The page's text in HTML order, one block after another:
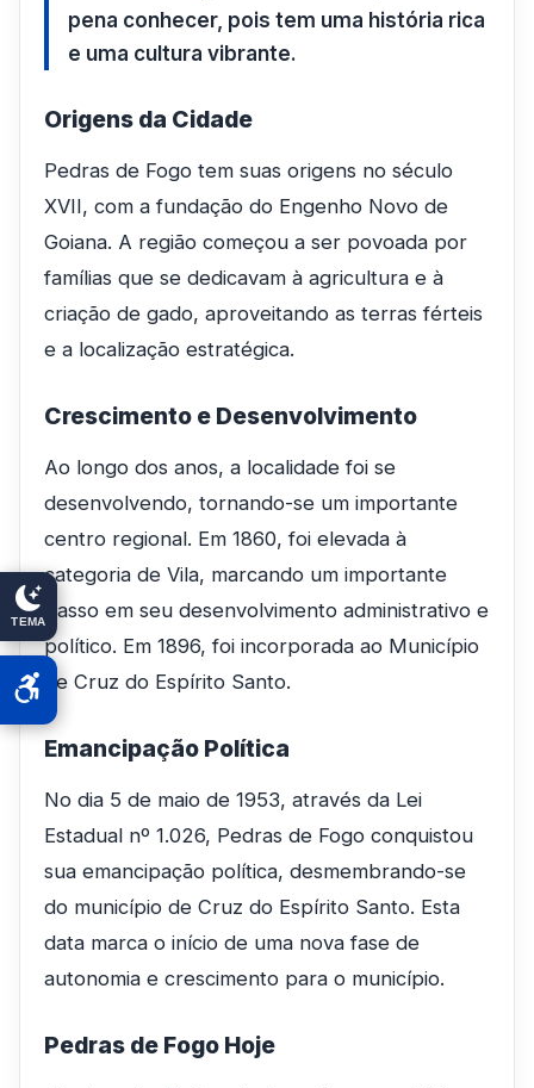
TEMA
pena conhecer, pois tem uma história rica
e uma cultura vibrante.
Origens da Cidade
Pedras de Fogo tem suas origens no século
XVII, com a fundação do Engenho Novo de
Goiana. A região começou a ser povoada por
famílias que se dedicavam à agricultura e à
criação de gado, aproveitando as terras férteis
e a localização estratégica.
Crescimento e Desenvolvimento
Ao longo dos anos, a localidade foi se
desenvolvendo, tornando-se um importante
centro regional. Em 1860, foi elevada à
categoria de Vila, marcando um importante
passo em seu desenvolvimento administrativo e
político. Em 1896, foi incorporada ao Município
de Cruz do Espírito Santo.
Emancipação Política
No dia 5 de maio de 1953, através da Lei
Estadual nº 1.026, Pedras de Fogo conquistou
sua emancipação política, desmembrando-se
do município de Cruz do Espírito Santo. Esta
data marca o início de uma nova fase de
autonomia e crescimento para o município.
Pedras de Fogo Hoje